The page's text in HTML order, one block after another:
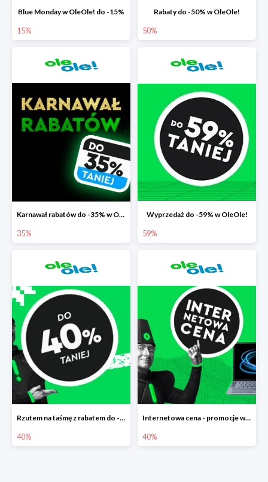
Blue Monday w OleOle! do -15%
15%
Rabaty do -50% w OleOle!
50%
Karnawał rabatów do -35% w OleOle!
35%
Wyprzedaż do -59% w OleOle!
59%
Rzutem na taśmę z rabatem do -40%
40%
Internetowa cena - promocje w Ole Ole! do -40%
40%